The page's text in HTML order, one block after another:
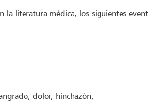
la literatura médica, los siguientes
dolor, hinchazón,